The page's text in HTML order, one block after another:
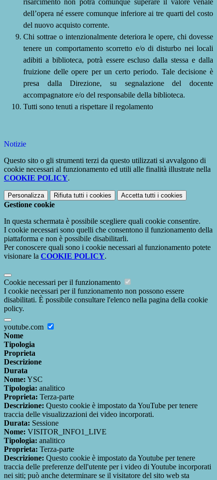
risarcimento non potrà comunque superare il valore venale
dell’opera né essere comunque inferiore ai tre quarti del costo
del nuovo acquisto corrente.
Chi sottrae o intenzionalmente deteriora le opere, chi dovesse
tenere un comportamento scorretto e/o di disturbo nei locali
adibiti a biblioteca, potrà essere escluso dalla stessa e dalla
fruizione delle opere per un certo periodo. Tale decisione è
presa dalla Direzione, su segnalazione del docente
accompagnatore e/o del responsabile della biblioteca.
Tutti sono tenuti a rispettare il regolamento
Notizie
Questo sito o gli strumenti terzi da questo utilizzati si avvalgono di
cookie necessari al funzionamento ed utili alle finalità illustrate nella
COOKIE POLICY.
Personalizza Rifiuta tutti i cookies Accetta tutti i cookies
Gestione cookie
In questa schermata è possibile scegliere quali cookie consentire.
I cookie necessari sono quelli che consentono il funzionamento della
piattaforma e non è possibile disabilitarli.
Per conoscere quali sono i cookie necessari al funzionamento potete
visionare la COOKIE POLICY.
Cookie necessari per il funzionamento
I cookie necessari per il funzionamento non possono essere
disabilitati. È possibile consultare l'elenco nella pagina della cookie
policy.
youtube.com
Nome
Tipologia
Proprieta
Descrizione
Durata
Nome: YSC
Tipologia: analitico
Proprieta: Terza-parte
Descrizione: Questo cookie è impostato da YouTube per tenere
traccia delle visualizzazioni dei video incorporati.
Durata: Sessione
Nome: VISITOR_INFO1_LIVE
Tipologia: analitico
Proprieta: Terza-parte
Descrizione: Questo cookie è impostato da Youtube per tenere
traccia delle preferenze dell'utente per i video di Youtube incorporati
nei siti; può anche determinare se il visitatore del sito web sta